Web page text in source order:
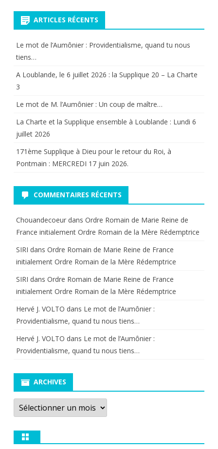
ARTICLES RÉCENTS
Le mot de l’Aumônier : Providentialisme, quand tu nous
tiens…
A Loublande, le 6 juillet 2026 : la Supplique 20 – La Charte
3
Le mot de M. l’Aumônier : Un coup de maître…
La Charte et la Supplique ensemble à Loublande : Lundi 6
juillet 2026
171ème Supplique à Dieu pour le retour du Roi, à
Pontmain : MERCREDI 17 juin 2026.
COMMENTAIRES RÉCENTS
Chouandecoeur dans Ordre Romain de Marie Reine de
France initialement Ordre Romain de la Mère Rédemptrice
SIRI dans Ordre Romain de Marie Reine de France
initialement Ordre Romain de la Mère Rédemptrice
SIRI dans Ordre Romain de Marie Reine de France
initialement Ordre Romain de la Mère Rédemptrice
Hervé J. VOLTO dans Le mot de l’Aumônier :
Providentialisme, quand tu nous tiens…
Hervé J. VOLTO dans Le mot de l’Aumônier :
Providentialisme, quand tu nous tiens…
ARCHIVES
Archives